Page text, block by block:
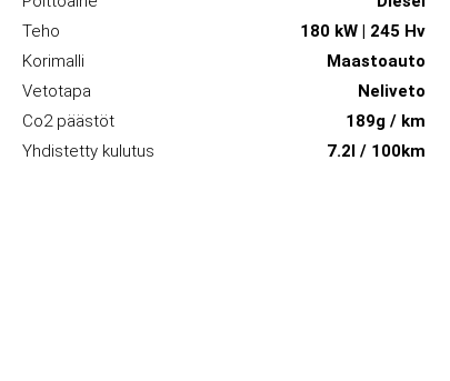
Teho
180 kW | 245 Hv
Korimalli
Maastoauto
Vetotapa
Neliveto
Co2 päästöt
189g / km
Yhdistetty kulutus
7.2l / 100km